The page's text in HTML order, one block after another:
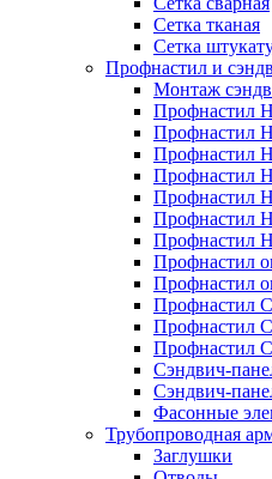
Сетка тканая
Сетка
Профнастил и
Монтаж
Профнастил
Профнастил
Профнастил
Профнастил
Профнастил
Профнастил
Профнастил
Профнастил
Профнастил
Профнастил
Профнастил
Профнастил
Сэндвич-
Сэндвич-
Фасонные
Трубопроводная
Заглушки